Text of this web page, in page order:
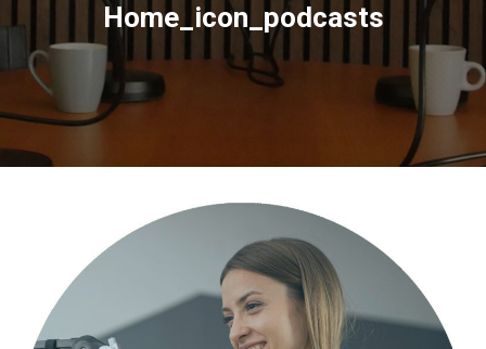
Home_icon_podcasts